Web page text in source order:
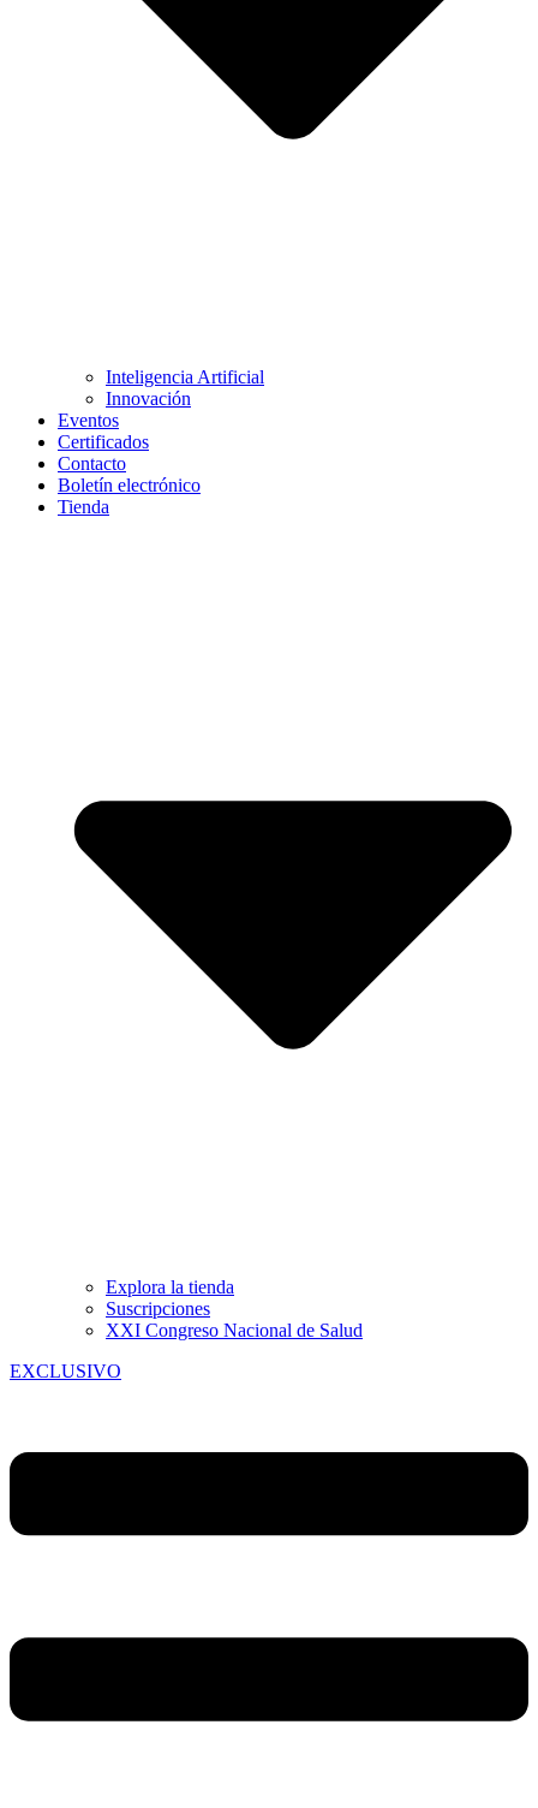
Inteligencia Artificial
Innovación
Eventos
Certificados
Contacto
Boletín electrónico
Tienda
Explora la tienda
Suscripciones
XXI Congreso Nacional de Salud
EXCLUSIVO